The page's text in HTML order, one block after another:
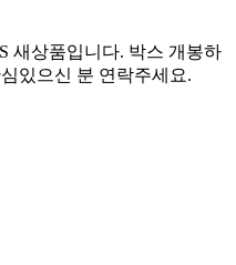
새상품입니다. 박스 개봉하
있으신 분 연락주세요.